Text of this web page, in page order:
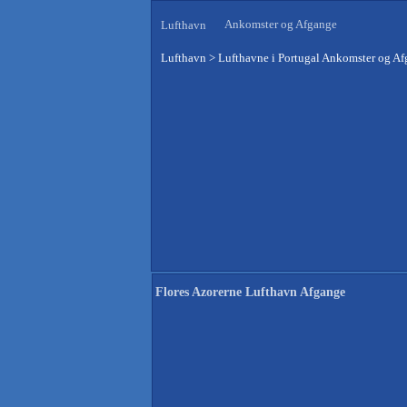
Lufthavn Ankomster og Afgange
Lufthavn > Lufthavne i Portugal Ankomster og
Flores Azorerne Lufthavn Afgange